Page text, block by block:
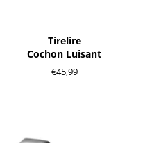
Tirelire
Cochon Luisant
Prix
€45,99